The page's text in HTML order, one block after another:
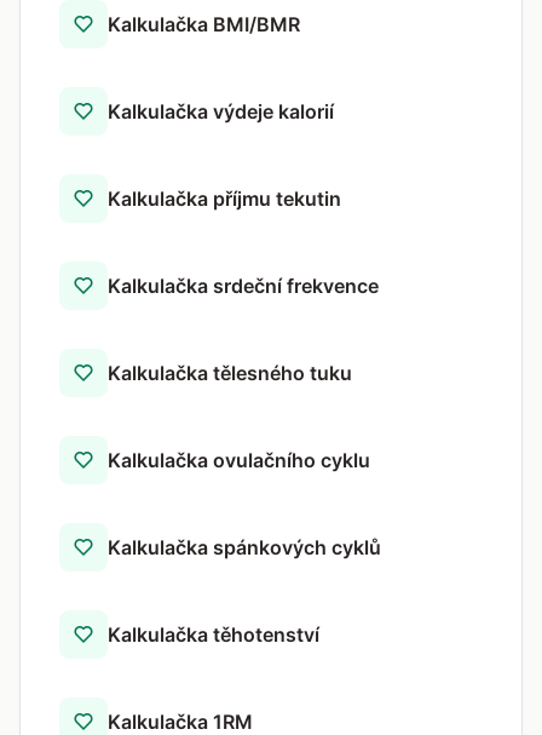
Kalkulačka BMI/BMR
Kalkulačka výdeje kalorií
Kalkulačka příjmu tekutin
Kalkulačka srdeční frekvence
Kalkulačka tělesného tuku
Kalkulačka ovulačního cyklu
Kalkulačka spánkových cyklů
Kalkulačka těhotenství
Kalkulačka 1RM